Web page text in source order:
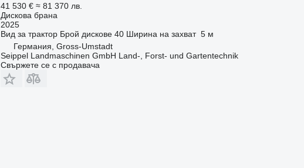
41 530 € ≈ 81 370 лв.
Дискова брана
2025
Вид за трактор Брой дискове 40 Ширина на захват 5 м
Германия, Gross-Umstadt
Seippel Landmaschinen GmbH Land-, Forst- und Gartentechnik
Свържете се с продавача